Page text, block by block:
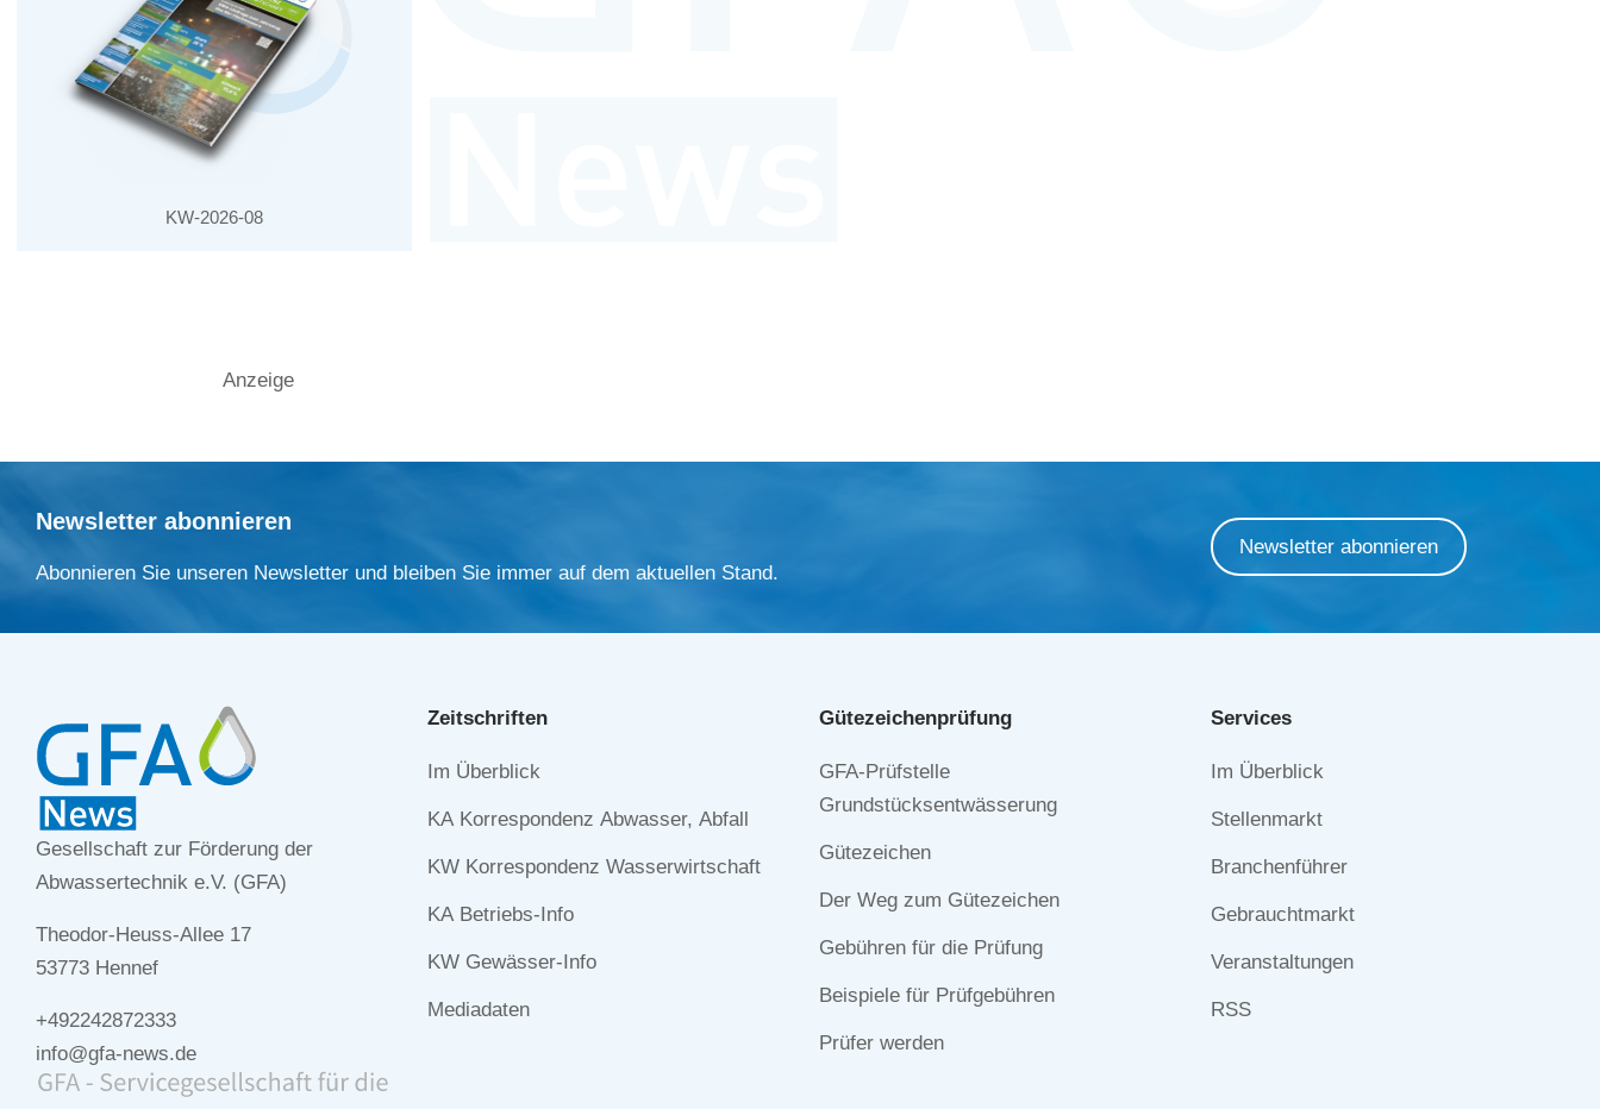
KW-2026-08
Anzeige
Newsletter abonnieren
Abonnieren Sie unseren Newsletter und bleiben Sie immer auf dem aktuellen Stand.
Newsletter abonnieren
Gesellschaft zur Förderung der
Abwassertechnik e.V. (GFA)
Theodor-Heuss-Allee 17
53773 Hennef
+492242872333
info@gfa-news.de
Zeitschriften
Navigation
Im Überblick
KA Korrespondenz Abwasser, Abfall
KW Korrespondenz Wasserwirtschaft
KA Betriebs-Info
KW Gewässer-Info
Mediadaten
Gütezeichen­prüfung
Navigation
überspringen
GFA-Prüfstelle
Grundstücksentwässerung
Gütezeichen
Der Weg zum Gütezeichen
Gebühren für die Prüfung
Beispiele für Prüfgebühren
Prüfer werden
Services
Navigation
Im Überblick
Stellenmarkt
Branchenführer
Gebrauchtmarkt
Veranstaltungen
RSS